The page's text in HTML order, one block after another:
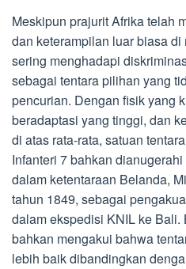
Meskipun prajurit Afrika telah
dan keterampilan luar biasa
sering menghadapi
sebagai tentara pilihan yang
pencurian. Dengan fisik yang
beradaptasi yang tinggi, dan
di atas rata-rata, satuan
Infanteri 7 bahkan
dalam ketentaraan Belanda,
tahun 1849, sebagai
dalam ekspedisi KNIL ke
bahkan mengakui bahwa
lebih baik dibandingkan